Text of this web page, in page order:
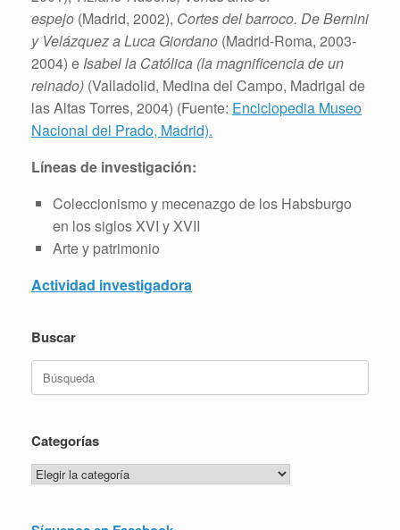
espejo (Madrid, 2002), Cortes del barroco. De Bernini
y Velázquez a Luca Giordano (Madrid-Roma, 2003-
2004) e Isabel la Católica (la magnificencia de un
reinado) (Valladolid, Medina del Campo, Madrigal de
las Altas Torres, 2004) (Fuente: Enciclopedia Museo
Nacional del Prado, Madrid).
Líneas de investigación:
Coleccionismo y mecenazgo de los Habsburgo
en los siglos XVI y XVII
Arte y patrimonio
Actividad investigadora
Buscar
Buscar:
Categorías
Categorías